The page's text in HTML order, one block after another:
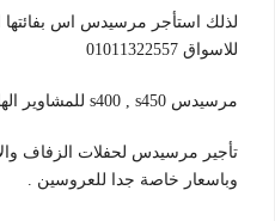
لذلك استأجر مرسيدس اس بفائتها
للاسواق 01011322557
مرسيدس s400 , s450 للمشاوير الهامة والسياحة والسفر
تأجير مرسيدس لحفلات الزفاف
وباسعار خاصة جدا للعروسين .